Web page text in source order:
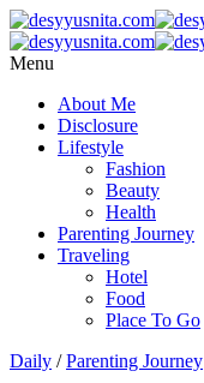
Menu
About Me
Disclosure
Lifestyle
Fashion
Beauty
Health
Parenting Journey
Traveling
Hotel
Food
Place To Go
Daily /Parenting Journey